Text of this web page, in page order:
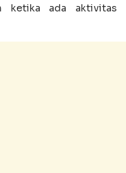
ketika ada aktivitas